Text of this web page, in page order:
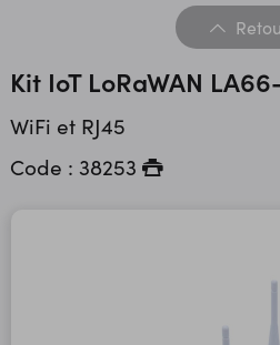
Kit IoT LoRaWAN
WiFi et RJ45
Code : 38253